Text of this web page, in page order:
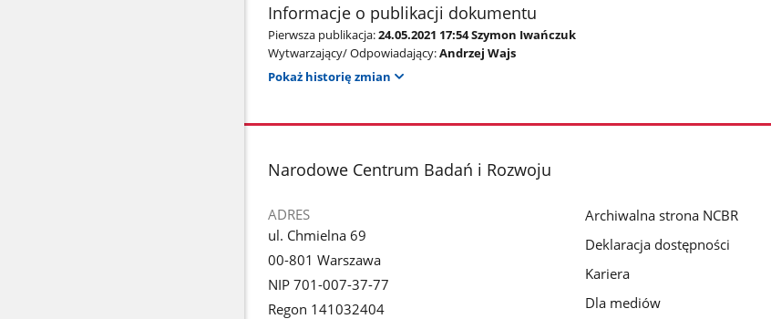
Informacje o publikacji dokumentu
Pierwsza publikacja:24.05.2021 17:54 Szymon Iwańczuk
Wytwarzający/ Odpowiadający:Andrzej Wajs
Pokaż historię zmian
stopka
Narodowe Centrum Badań i Rozwoju
ADRES
ul. Chmielna 69
00-801 Warszawa
NIP 701-007-37-77
Regon 141032404
Archiwalna strona NCBR
Deklaracja dostępności
Kariera
Dla mediów